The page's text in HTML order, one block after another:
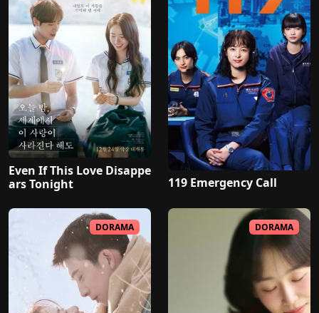
Even If This Love Disappe
ars Tonight
119 Emergency Call
DORAMA DORAMA